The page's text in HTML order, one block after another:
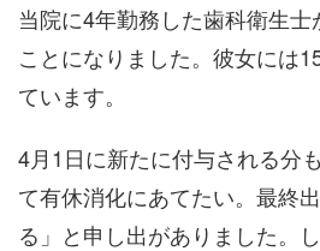
当院に4年勤務した歯科衛生
ことになりました。彼女には
ています。
4月1日に新たに付与される分
て有休消化にあてたい。最終
る」と申し出がありました。